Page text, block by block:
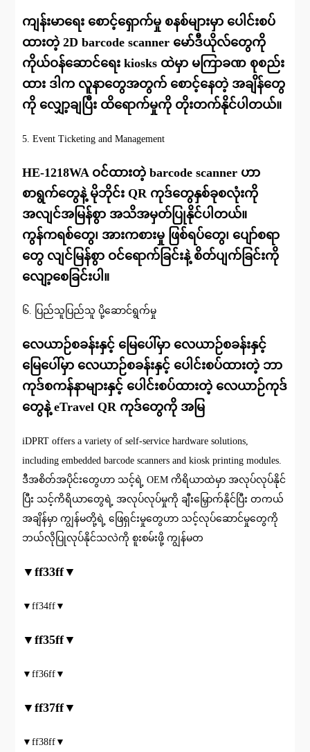
ကျန်းမာရေး စောင့်ရှောက်မှု စနစ်များမှာ ပေါင်းစပ်
ထားတဲ့ 2D barcode scanner မော်ဒီယိုလ်တွေကို
ကိုယ်ဝန်ဆောင်ရေး kiosks ထဲမှာ မကြာခဏ စုစည်း
ထား ဒါက လူနာတွေအတွက် စောင့်နေတဲ့ အချိန်တွေ
ကို လျှော့ချပြီး ထိရောက်မှုကို တိုးတက်နိုင်ပါတယ်။
5. Event Ticketing and Management
HE-1218WA ဝင်ထားတဲ့ barcode scanner ဟာ
စာရွက်တွေနဲ့ မိုဘိုင်း QR ကုဒ်တွေနှစ်ခုစလုံးကို
အလျင်အမြန်စွာ အသိအမှတ်ပြုနိုင်ပါတယ်။
ကွန်ကရစ်တွေ၊ အားကစားမှု ဖြစ်ရပ်တွေ၊ ပျော်စရာ
တွေ လျင်မြန်စွာ ဝင်ရောက်ခြင်းနဲ့ စိတ်ပျက်ခြင်းကို
လျော့စေခြင်းပါ။
၆. ပြည်သူပြည်သူ ပို့ဆောင်ရွက်မှု
လေယာဉ်စခန်းနှင့် မြေပေါ်မှာ လေယာဉ်စခန်းနှင့်
မြေပေါ်မှာ လေယာဉ်စခန်းနှင့် ပေါင်းစပ်ထားတဲ့ ဘာ
ကုဒ်စကန်နာများနှင့် ပေါင်းစပ်ထားတဲ့ လေယာဉ်ကုဒ်
တွေနဲ့ eTravel QR ကုဒ်တွေကို အမြ
iDPRT offers a variety of self-service hardware solutions,
including embedded barcode scanners and kiosk printing modules.
ဒီအစိတ်အပိုင်းတွေဟာ သင့်ရဲ့ OEM ကိရိယာထဲမှာ အလုပ်လုပ်နိုင်
ပြီး သင့်ကိရိယာတွေရဲ့ အလုပ်လုပ်မှုကို ချီးမြှောက်နိုင်ပြီး တကယ်
အချိန်မှာ ကျွန်မတို့ရဲ့ ဖြေရှင်းမှုတွေဟာ သင့်လုပ်ဆောင်မှုတွေကို
ဘယ်လိုပြုလုပ်နိုင်သလဲကို စူးစမ်းဖို့ ကျွန်မတ
▼ff33ff▼
▼ff34ff▼
▼ff35ff▼
▼ff36ff▼
▼ff37ff▼
▼ff38ff▼